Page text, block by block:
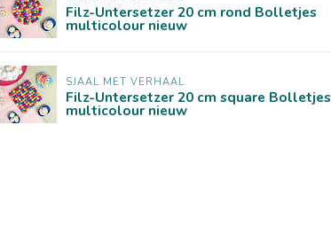
Filz-Untersetzer 20 cm rond Bolletjes
multicolour nieuw
SJAAL MET VERHAAL
Filz-Untersetzer 20 cm square Bolletjes
multicolour nieuw